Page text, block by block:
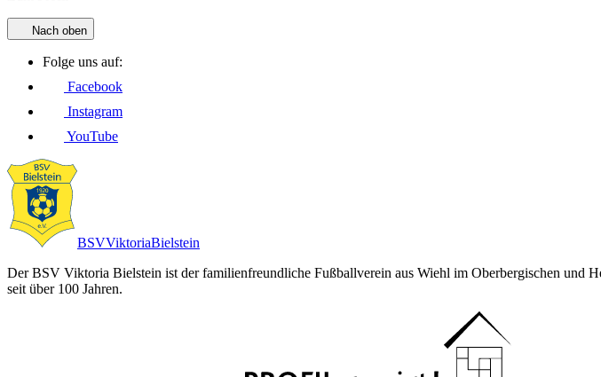
Nach oben
Folge uns auf:
Facebook
Instagram
YouTube
BSVViktoriaBielstein
Der BSV Viktoria Bielstein ist der familienfreundliche Fußballverein aus Wiehl im Oberbergischen und
seit über 100 Jahren.